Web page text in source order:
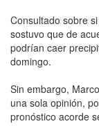
Consultado sobre
sostuvo que de
podrían caer
domingo.
Sin embargo,
una sola opinión,
pronóstico acorde